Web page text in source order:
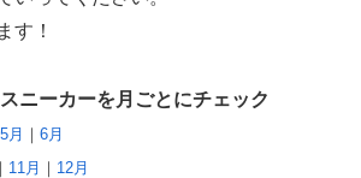
す！
ニーカーを月ごとにチェック
5月 ｜ 6月
｜ 11月 ｜ 12月